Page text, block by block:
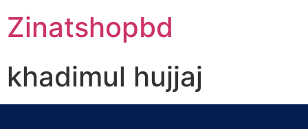
Zinatshopbd
khadimul hujjaj